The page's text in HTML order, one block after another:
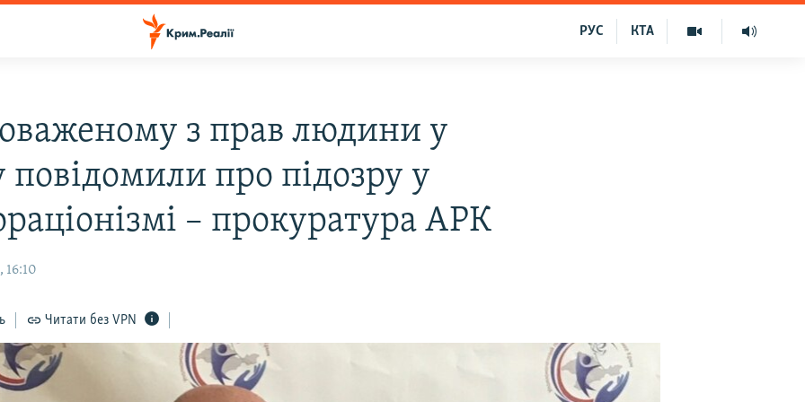
КТА
РУС
з прав людини у
про підозру у
– прокуратура АРК
16:10
Читати без VPN